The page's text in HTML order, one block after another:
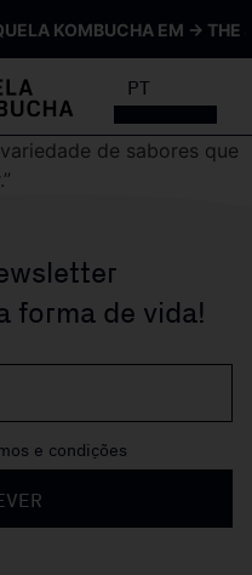
KOMBUCHA EM → THE
PT
de sabores que
forma de vida!
e condições